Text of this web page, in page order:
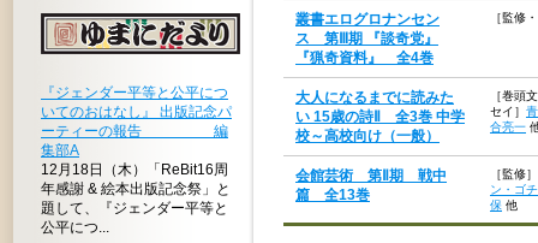
『ジェンダー平等と公平につ
いてのおはなし』 出版記念パ
ーティーの報告 編
集部A
12月18日（木）「ReBit16周
年感謝 & 絵本出版記念祭」と
題して、『ジェンダー平等と
公平につ...
叢書エログロナンセン
ス 第Ⅲ期 『談奇党』
『猟奇資料』 全4巻
［監修
大人になるまでに読みた
い 15歳の詩Ⅱ 全3巻 中学
校～高校向け（一般）
［巻頭
セイ］
合亮一
会館芸術 第Ⅱ期 戦中
篇 全13巻
［監修］
ン・ゴ
保 他